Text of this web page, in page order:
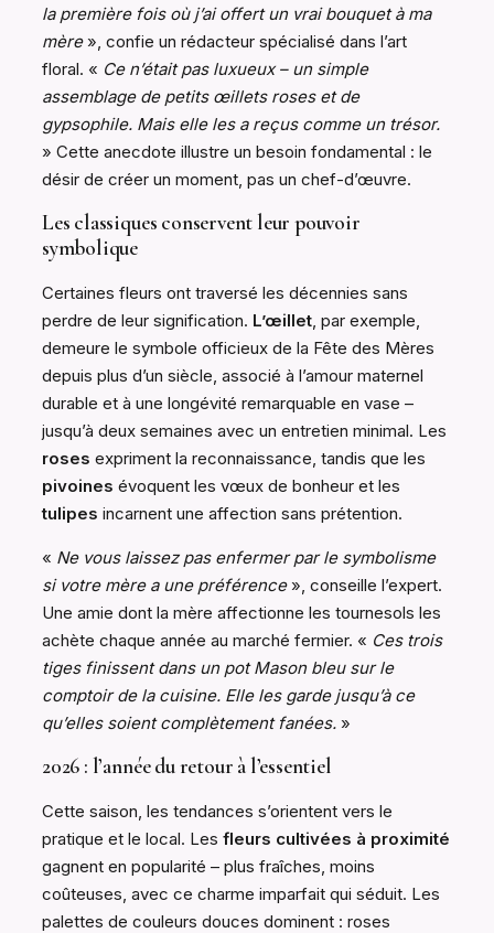
la première fois où j’ai offert un vrai bouquet à ma
mère», confie un rédacteur spécialisé dans l’art
floral. « Ce n’était pas luxueux – un simple
assemblage de petits œillets roses et de
gypsophile. Mais elle les a reçus comme un trésor.
» Cette anecdote illustre un besoin fondamental : le
désir de créer un moment, pas un chef-d’œuvre.
Les classiques conservent leur pouvoir
symbolique
Certaines fleurs ont traversé les décennies sans
perdre de leur signification. L’œillet, par exemple,
demeure le symbole officieux de la Fête des Mères
depuis plus d’un siècle, associé à l’amour maternel
durable et à une longévité remarquable en vase –
jusqu’à deux semaines avec un entretien minimal. Les
roses expriment la reconnaissance, tandis que les
pivoines évoquent les vœux de bonheur et les
tulipes incarnent une affection sans prétention.
« Ne vous laissez pas enfermer par le symbolisme
si votre mère a une préférence», conseille l’expert.
Une amie dont la mère affectionne les tournesols les
achète chaque année au marché fermier. « Ces trois
tiges finissent dans un pot Mason bleu sur le
comptoir de la cuisine. Elle les garde jusqu’à ce
qu’elles soient complètement fanées. »
2026 : l’année du retour à l’essentiel
Cette saison, les tendances s’orientent vers le
pratique et le local. Les fleurs cultivées à proximité
gagnent en popularité – plus fraîches, moins
coûteuses, avec ce charme imparfait qui séduit. Les
palettes de couleurs douces dominent : roses